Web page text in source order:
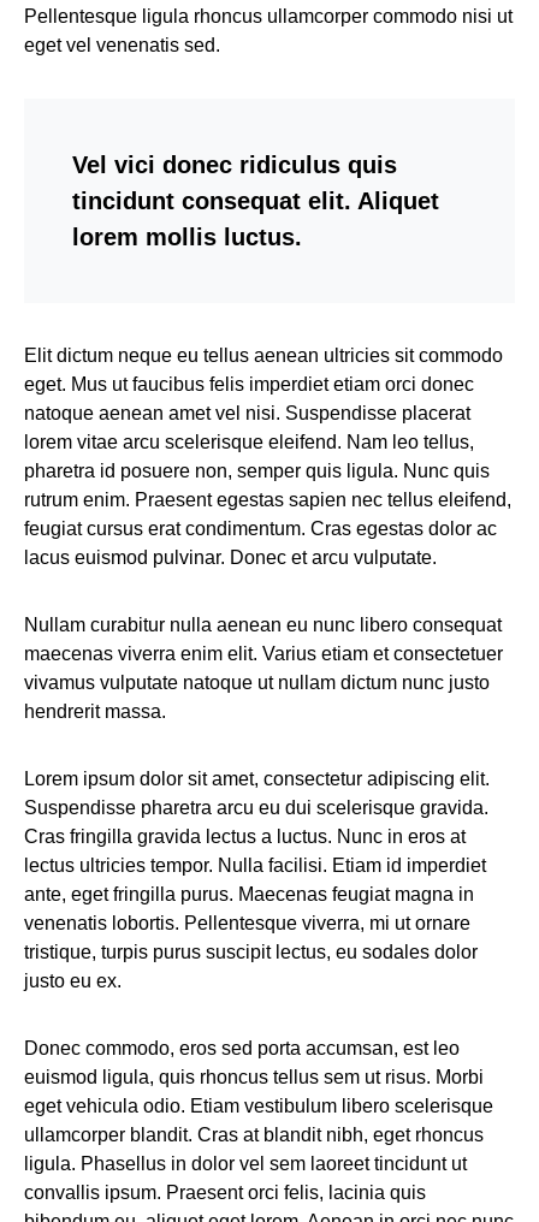
Pellentesque ligula rhoncus ullamcorper commodo nisi ut
eget vel venenatis sed.
Vel vici donec ridiculus quis
tincidunt consequat elit. Aliquet
lorem mollis luctus.
Elit dictum neque eu tellus aenean ultricies sit commodo
eget. Mus ut faucibus felis imperdiet etiam orci donec
natoque aenean amet vel nisi. Suspendisse placerat
lorem vitae arcu scelerisque eleifend. Nam leo tellus,
pharetra id posuere non, semper quis ligula. Nunc quis
rutrum enim. Praesent egestas sapien nec tellus eleifend,
feugiat cursus erat condimentum. Cras egestas dolor ac
lacus euismod pulvinar. Donec et arcu vulputate.
Nullam curabitur nulla aenean eu nunc libero consequat
maecenas viverra enim elit. Varius etiam et consectetuer
vivamus vulputate natoque ut nullam dictum nunc justo
hendrerit massa.
Lorem ipsum dolor sit amet, consectetur adipiscing elit.
Suspendisse pharetra arcu eu dui scelerisque gravida.
Cras fringilla gravida lectus a luctus. Nunc in eros at
lectus ultricies tempor. Nulla facilisi. Etiam id imperdiet
ante, eget fringilla purus. Maecenas feugiat magna in
venenatis lobortis. Pellentesque viverra, mi ut ornare
tristique, turpis purus suscipit lectus, eu sodales dolor
justo eu ex.
Donec commodo, eros sed porta accumsan, est leo
euismod ligula, quis rhoncus tellus sem ut risus. Morbi
eget vehicula odio. Etiam vestibulum libero scelerisque
ullamcorper blandit. Cras at blandit nibh, eget rhoncus
ligula. Phasellus in dolor vel sem laoreet tincidunt ut
convallis ipsum. Praesent orci felis, lacinia quis